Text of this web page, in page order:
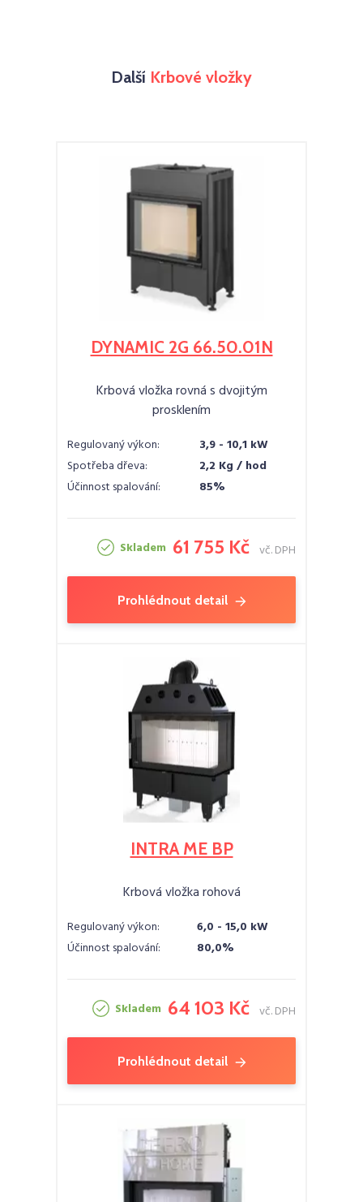
Další Krbové vložky
DYNAMIC 2G 66.50.01N
Krbová vložka rovná s dvojitým
prosklením
Regulovaný výkon:
3,9 - 10,1 kW
Spotřeba dřeva:
2,2 Kg / hod
Účinnost spalování:
85%
Skladem 61 755 Kč vč. DPH
Prohlédnout detail
INTRA ME BP
Krbová vložka rohová
Regulovaný výkon:
6,0 - 15,0 kW
Účinnost spalování:
80,0%
Skladem 64 103 Kč vč. DPH
Prohlédnout detail